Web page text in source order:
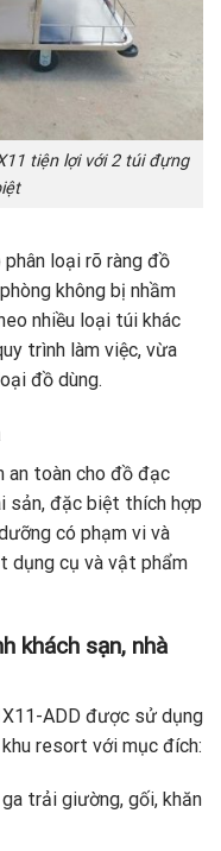
tiện lợi với 2 túi đựng
loại rõ ràng đồ
không bị nhầm
nhiều loại túi khác
trình làm việc, vừa
đồ dùng.
an toàn cho đồ đạc
sản, đặc biệt thích hợp
có phạm vi và
dụng cụ và vật phẩm
khách sạn, nhà
ADD được sử dụng
resort với mục đích:
trải giường, gối, khăn